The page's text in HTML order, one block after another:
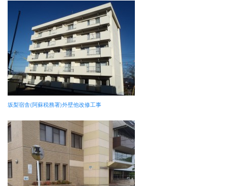
坂梨宿舎(阿蘇税務署)外壁他改修工事